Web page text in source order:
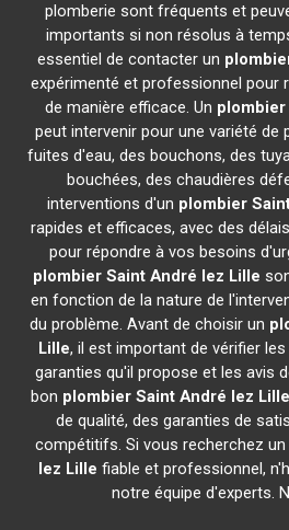
plomberie sont fréquents et
importants si non résolus à
essentiel de contacter un
expérimenté et professionnel pour
de manière efficace. Un plombier
peut intervenir pour une variété de
fuites d'eau, des bouchons, des
bouchées, des chaudières
interventions d'un plombier
rapides et efficaces, avec des
pour répondre à vos besoins
plombier Saint André lez Lille
en fonction de la nature de
du problème. Avant de choisir un
Lille, il est important de vérifier
garanties qu'il propose et les avis
bon plombier Saint André lez Lille
de qualité, des garanties de
compétitifs. Si vous recherchez un
lez Lille fiable et professionnel,
notre équipe d'experts.